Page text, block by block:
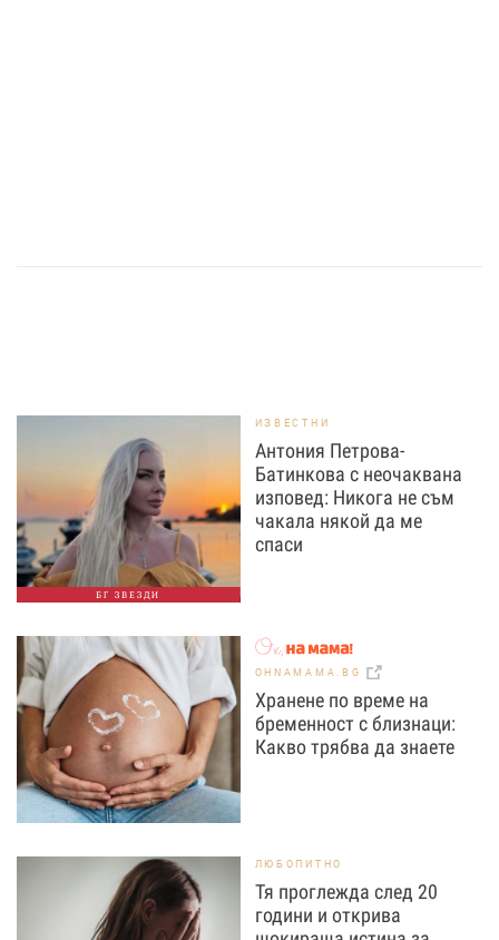
БГ ЗВЕЗДИ
ИЗВЕСТНИ
Антония Петрова-
Батинкова с неочаквана
изповед: Никога не съм
чакала някой да ме
спаси
OHNAMAMA.BG
Хранене по време на
бременност с близнаци:
Какво трябва да знаете
ЛЮБОПИТНО
Тя проглежда след 20
години и открива